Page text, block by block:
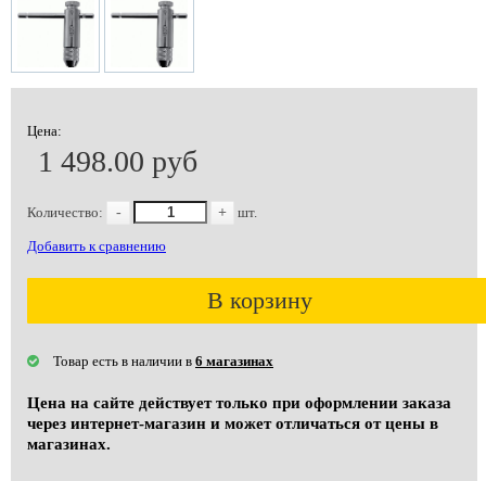
Цена:
1 498.00 руб
Количество: - + шт.
Добавить к сравнению
В корзину
Товар есть в наличии в 6 магазинах
Цена на сайте действует только при оформлении заказа
через интернет-магазин и может отличаться от цены в
магазинах.